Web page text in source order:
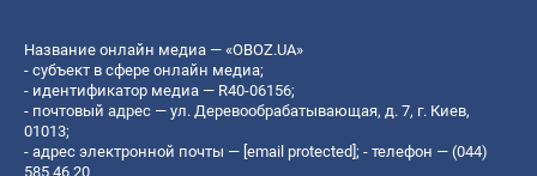
Название онлайн медиа — «OBOZ.UA»
- субъект в сфере онлайн медиа;
- идентификатор медиа — R40-06156;
- почтовый адрес — ул. Деревообрабатывающая, д. 7, г. Киев,
01013;
- адрес электронной почты — [email protected]; - телефон — (044)
585 46 20